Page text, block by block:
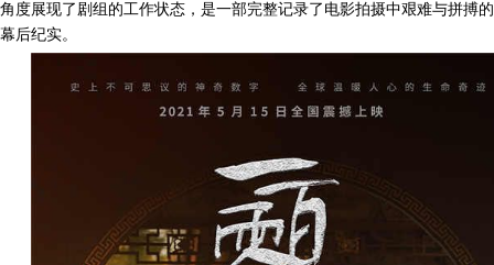
角度展现了剧组的工作状态，是一部完整记录了电影拍摄中艰难与拼搏的
幕后纪实。